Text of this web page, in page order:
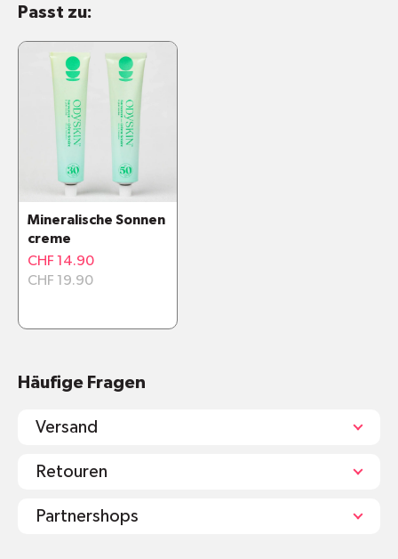
Volumen: 50ml
Schutzfaktor: LSF30 oder LSF50
Kann von schwangeren und stillenden
Frauen verwendet werden
Nicht giftig für Meeresökosysteme (coral
safe)
Vollständiger Schutz vor den schädlichen
Auswirkungen der Sonne
Ohne Parfüm
wasser- und schweißresistent
Materialien und Inhaltsstoffe
Passt zu:
Mineralische Sonnen
creme
CHF 14.90
CHF 19.90
Häufige Fragen
Versand
Retouren
Partnershops